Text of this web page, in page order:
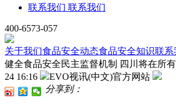
联系我们 联系我们
400-6573-057
关于我们食品安全动态食品安全知识联系
健全食品安全民主监督机制 四川将在所
24 16:16
EVO视讯(中文)官方网站
分享到：